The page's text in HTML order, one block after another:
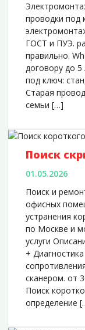
проводки
ГОСТ и ПУЭ.
правильно.
договору до
под ключ:
Старая
семьи […]
Поиск
01.05.2026
Поиск и
офисных
устранения
по Москве и
услуги
+
сканером. от
Поиск
определение